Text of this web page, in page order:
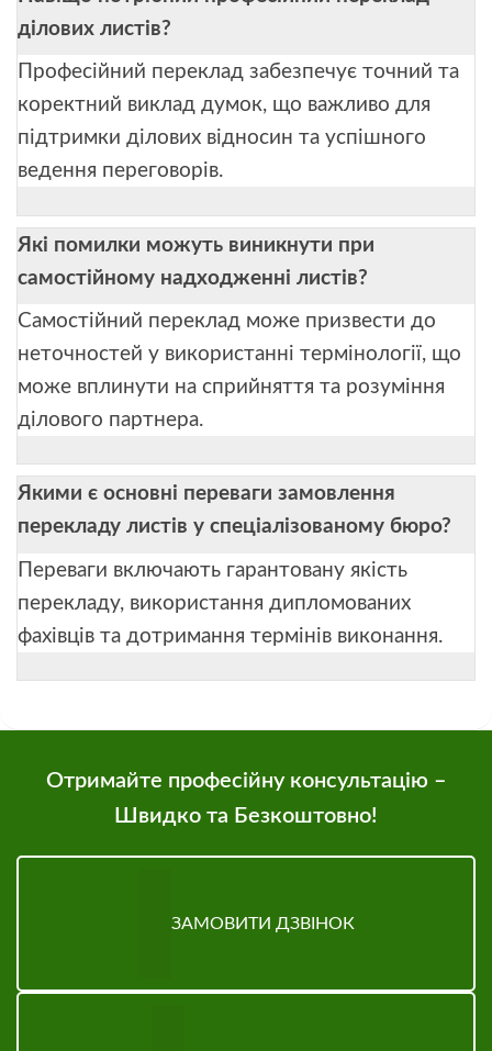
ділових листів?
Професійний переклад забезпечує точний та
коректний виклад думок, що важливо для
підтримки ділових відносин та успішного
ведення переговорів.
Які помилки можуть виникнути при
самостійному надходженні листів?
Самостійний переклад може призвести до
неточностей у використанні термінології, що
може вплинути на сприйняття та розуміння
ділового партнера.
Якими є основні переваги замовлення
перекладу листів у спеціалізованому бюро?
Переваги включають гарантовану якість
перекладу, використання дипломованих
фахівців та дотримання термінів виконання.
Отримайте професійну консультацію –
Швидко та Безкоштовно!
ЗАМОВИТИ ДЗВІНОК